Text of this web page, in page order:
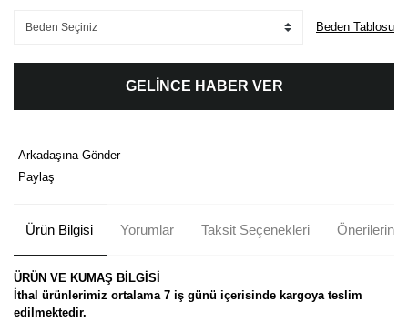
Beden Tablosu
GELİNCE HABER VER
Arkadaşına Gönder
Paylaş
Ürün Bilgisi Yorumlar Taksit Seçenekleri Önerileriniz
ÜRÜN VE KUMAŞ BİLGİSİ
İthal ürünlerimiz ortalama 7 iş günü içerisinde kargoya teslim
edilmektedir.